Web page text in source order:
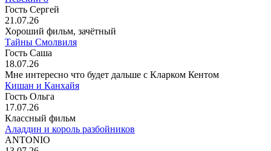
Гость Сергей
21.07.26
Хороший фильм, зачётный
Тайны Смолвиля
Гость Саша
18.07.26
Мне интересно что будет дальше с Кларком Кентом
Кишан и Канхайя
Гость Ольга
17.07.26
Классный фильм
Аладдин и король разбойников
ANTONIO